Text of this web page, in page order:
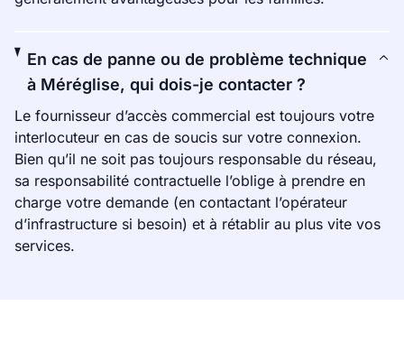
En cas de panne ou de problème technique
à Méréglise, qui dois-je contacter ?
Le fournisseur d’accès commercial est toujours votre
interlocuteur en cas de soucis sur votre connexion.
Bien qu’il ne soit pas toujours responsable du réseau,
sa responsabilité contractuelle l’oblige à prendre en
charge votre demande (en contactant l’opérateur
d’infrastructure si besoin) et à rétablir au plus vite vos
services.